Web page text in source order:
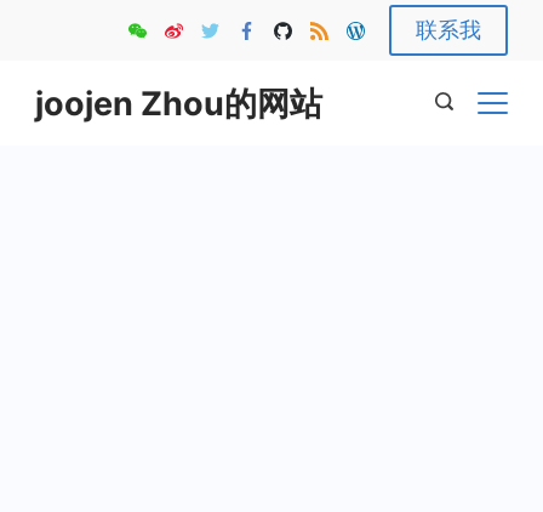
content
联系我
joojen Zhou的网站